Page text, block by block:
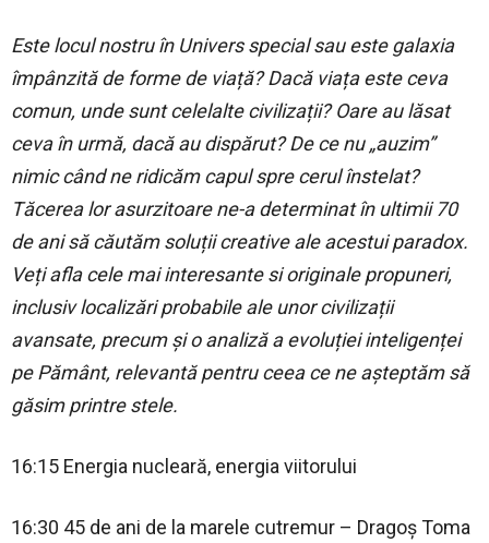
Este locul nostru în Univers special sau este galaxia
împânzită de forme de viață? Dacă viața este ceva
comun, unde sunt celelalte civilizații? Oare au lăsat
ceva în urmă, dacă au dispărut? De ce nu „auzim”
nimic când ne ridicăm capul spre cerul înstelat?
Tăcerea lor asurzitoare ne-a determinat în ultimii 70
de ani să căutăm soluții creative ale acestui paradox.
Veți afla cele mai interesante si originale propuneri,
inclusiv localizări probabile ale unor civilizații
avansate, precum și o analiză a evoluției inteligenței
pe Pământ, relevantă pentru ceea ce ne așteptăm să
găsim printre stele.
16:15 Energia nucleară, energia viitorului
16:30 45 de ani de la marele cutremur – Dragoș Toma